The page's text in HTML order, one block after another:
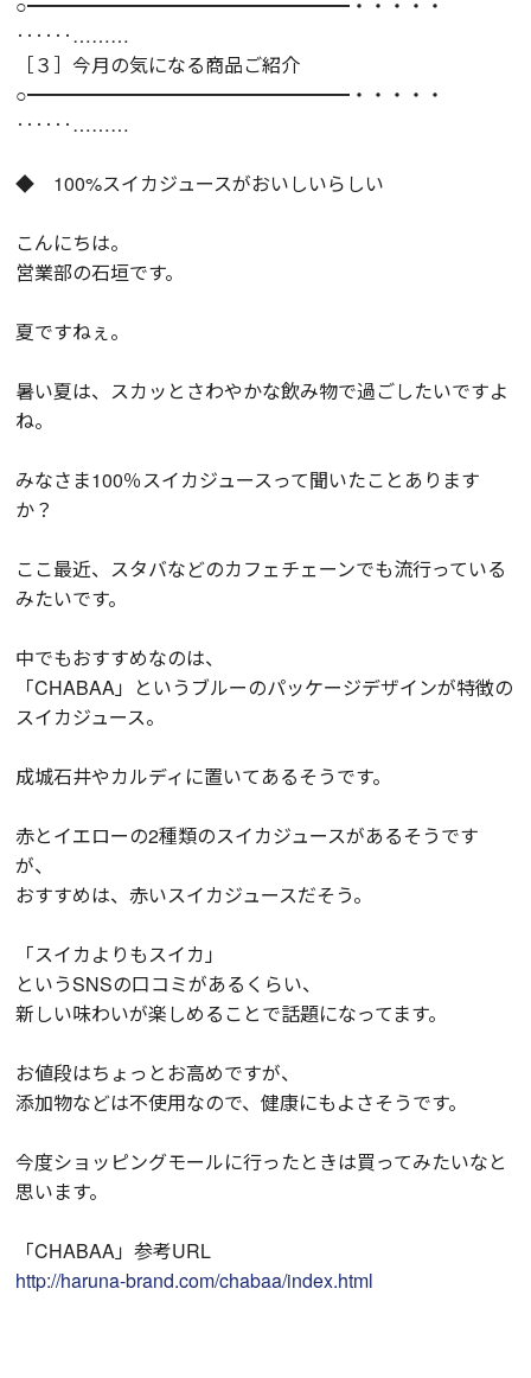
‥‥‥………
［３］今月の気になる商品ご紹介
○━━━━━━━━━━━━━━━━━・・・・・
‥‥‥………
◆ 100%スイカジュースがおいしいらしい
こんにちは。
営業部の石垣です。
夏ですねぇ。
暑い夏は、スカッとさわやかな飲み物で過ごしたいですよ
ね。
みなさま100％スイカジュースって聞いたことあります
か？
ここ最近、スタバなどのカフェチェーンでも流行っている
みたいです。
中でもおすすめなのは、
「CHABAA」というブルーのパッケージデザインが特徴の
スイカジュース。
成城石井やカルディに置いてあるそうです。
赤とイエローの2種類のスイカジュースがあるそうです
が、
おすすめは、赤いスイカジュースだそう。
「スイカよりもスイカ」
というSNSの口コミがあるくらい、
新しい味わいが楽しめることで話題になってます。
お値段はちょっとお高めですが、
添加物などは不使用なので、健康にもよさそうです。
今度ショッピングモールに行ったときは買ってみたいなと
思います。
「CHABAA」参考URL
http://haruna-brand.com/chabaa/index.html